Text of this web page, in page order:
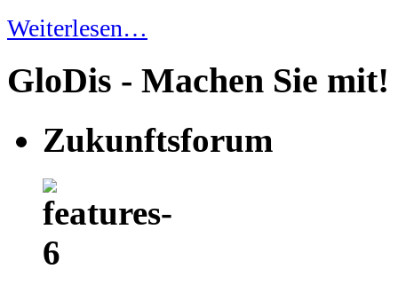
Weiterlesen…
GloDis - Machen Sie mit!
Zukunftsforum